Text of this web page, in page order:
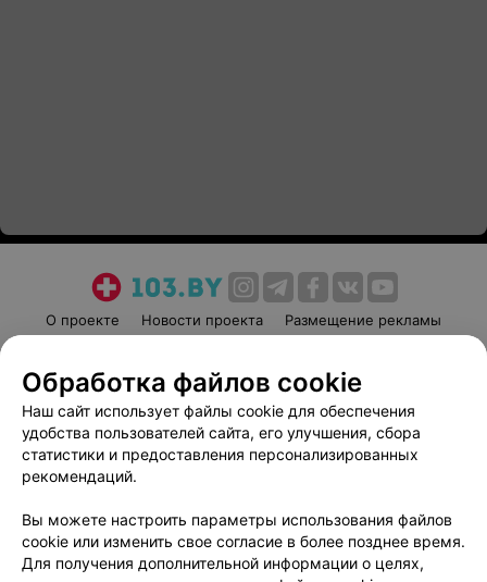
О проекте Новости проекта
Размещение рекламы
Пользовательское соглашение
Способы оплаты
Вакансии
Партнеры
Написать руководителю 103.by
Обработка персональных данных
Обработка файлов cookie
Наш сайт использует файлы cookie для обеспечения
удобства пользователей сайта, его улучшения, сбора
статистики и предоставления персонализированных
рекомендаций.
Вы можете настроить параметры использования файлов
cookie или изменить свое согласие в более позднее время.
Для получения дополнительной информации о целях,